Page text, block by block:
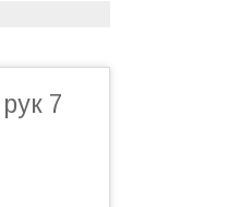
7